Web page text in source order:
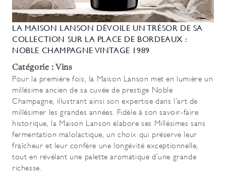
LA MAISON LANSON DÉVOILE UN TRÉSOR DE SA
COLLECTION SUR LA PLACE DE BORDEAUX :
NOBLE CHAMPAGNE VINTAGE 1989
Catégorie : Vins
Pour la première fois, la Maison Lanson met en lumière un
millésime ancien de sa cuvée de prestige Noble
Champagne, illustrant ainsi son expertise dans l’art de
millésimer les grandes années. Fidèle à son savoir-faire
historique, la Maison Lanson élabore ses Millésimes sans
fermentation malolactique, un choix qui préserve leur
fraîcheur et leur confère une longévité exceptionnelle,
tout en révélant une palette aromatique d’une grande
richesse.